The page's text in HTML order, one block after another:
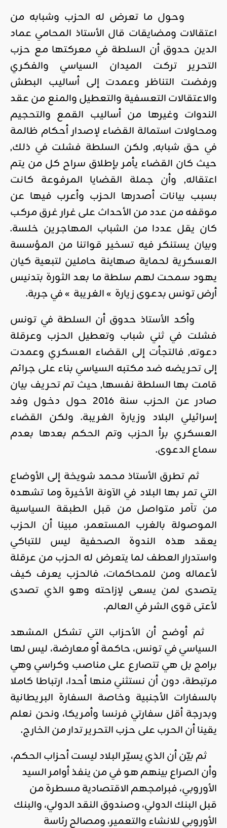
وحول ما تعرض له الحزب وشبابه من
اعتقالات ومضايقات قال الأستاذ المحامي عماد
الدين حدوق أن السلطة في معركتها مع حزب
التحرير تركت الميدان السياسي والفكري
ورفضت التناظر وعمدت إلى أساليب البطش
والاعتقالات التعسفية والتعطيل والمنع من عقد
الندوات وغيرها من أساليب القمع والتحجيم
ومحاولات استمالة القضاء لإصدار أحكام ظالمة
في حق شبابه, ولكن السلطة فشلت في ذلك,
حيث كان القضاء يأمر بإطلاق سراح كل من يتم
اعتقاله, وأن جملة القضايا المرفوعة كانت
بسبب بيانات أصدرها الحزب وأعرب فيها عن
موقفه من عدد من الأحداث على غرار غرق مركب
كان يقل عددا من الشباب المهاجرين خلسة.
وبيان يستنكر فيه تسخير قواتنا من المؤسسة
العسكرية لحماية صهاينة حاملين لتبعية كيان
يهود سمحت لهم سلطة ما بعد الثورة بتدنيس
أرض تونس بدعوى زيارة » الغريبة » في جربة.
وأكد الأستاذ حدوق أن السلطة في تونس
فشلت في ثني شباب وتعطيل الحزب وعرقلة
دعوته, فالتجأت إلى القضاء العسكري وعمدت
إلى تحريضه ضد مكتبه السياسي بناء على جرائم
قامت بها السلطة نفسها, حيث تم تحريف بيان
صادر عن الحزب سنة 2016 حول دخول وفد
إسرائيلي البلاد وزيارة الغريبة. ولكن القضاء
العسكري برأ الحزب وتم الحكم بعدها بعدم
سماع الدعوى.
ثم تطرق الأستاذ محمد شويخة إلى الأوضاع
التي تمر بها البلاد في الآونة الأخيرة وما تشهده
من تآمر متواصل من قبل الطبقة السياسية
الموصولة بالغرب المستعمر، مبينا أن الحزب
يعقد هذه الندوة الصحفية ليس للتباكي
واستدرار العطف لما يتعرض له الحزب من عرقلة
لأعماله ومن للمحاكمات، فالحزب يعرف كيف
يتصدى لمن يسعى لإزاحته وهو الذي تصدى
لأعتى قوى الشر في العالم.
ثم أوضح أن الأحزاب التي تشكل المشهد
السياسي في تونس، حاكمة أو معارضة، ليس لها
برامج بل هي تتصارع على مناصب وكراسي وهي
مرتبطة، دون أن نستثني منها أحدا، ارتباطا كاملا
بالسفارات الأجنبية وخاصة السفارة البريطانية
وبدرجة أقل سفارتي فرنسا وأمريكا، ونحن نعلم
يقينا أن الحرب على حزب التحرير تدار من الخارج.
ثم بيّن أن الذي يسيّر البلاد ليست أحزاب الحكم،
وأن الصراع بينهم هو في من ينفذ أوامر السيد
الأوروبي، فبرامجهم الاقتصادية مسطرة من
قبل البنك الدولي، وصندوق النقد الدولي، والبنك
الأوروبي للانشاء والتعمير، ومصالح رئاسة